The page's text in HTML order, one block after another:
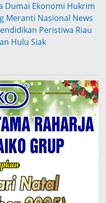
Dumai Ekonomi Hukrim
Meranti Nasional News
Peristiwa Riau
Hulu Siak